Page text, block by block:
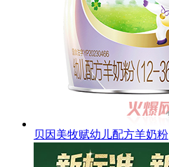
贝因美牧赋幼儿配方羊奶粉